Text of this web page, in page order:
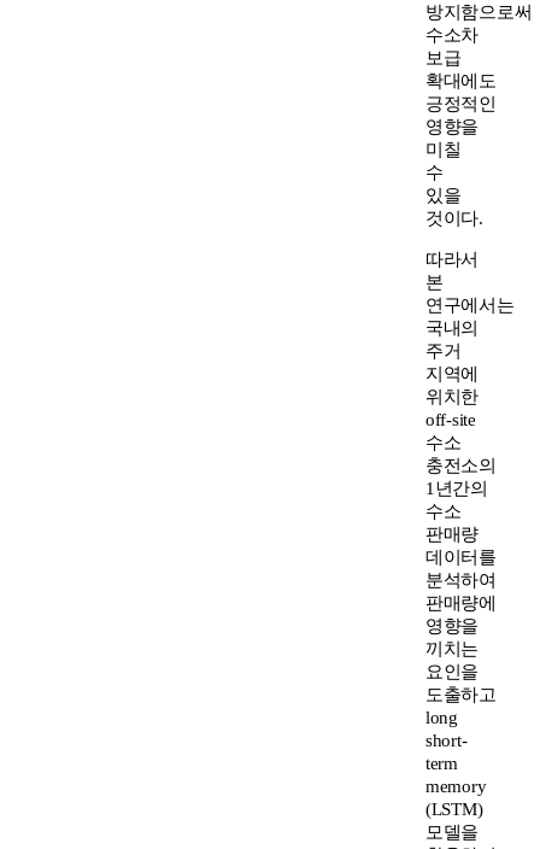
방지함으로써
수소차
보급
확대에도
긍정적인
영향을
미칠
수
있을
것이다.
따라서
본
연구에서는
국내의
주거
지역에
위치한
off-site
수소
충전소의
1년간의
수소
판매량
데이터를
분석하여
판매량에
영향을
끼치는
요인을
도출하고
long
short-
term
memory
(LSTM)
모델을